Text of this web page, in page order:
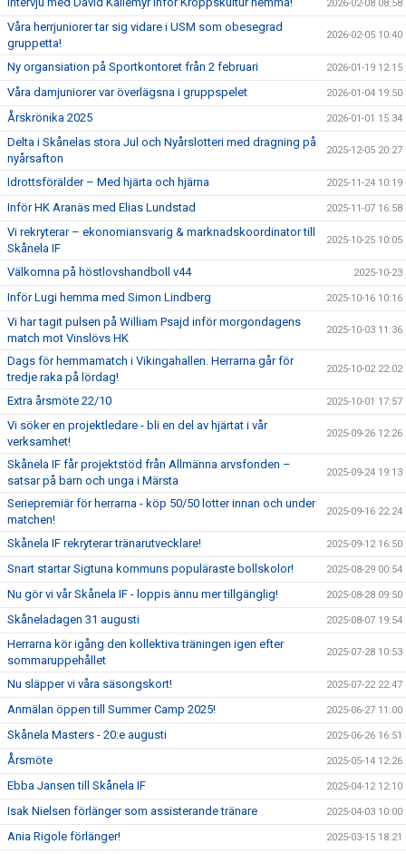
2026-02-08 08:58
Våra herrjuniorer tar sig vidare i USM som obesegrad
gruppetta!
2026-02-05 10:40
Ny organsiation på Sportkontoret från 2 februari 2026-01-19 12:15
Våra damjuniorer var överlägsna i gruppspelet 2026-01-04 19:50
Årskrönika 2025 2026-01-01 15:34
Delta i Skånelas stora Jul och Nyårslotteri med dragning på
nyårsafton
2025-12-05 20:27
Idrottsförälder – Med hjärta och hjärna 2025-11-24 10:19
Inför HK Aranäs med Elias Lundstad 2025-11-07 16:58
Vi rekryterar – ekonomiansvarig & marknadskoordinator till
Skånela IF
2025-10-25 10:05
Välkomna på höstlovshandboll v44 2025-10-23
Inför Lugi hemma med Simon Lindberg 2025-10-16 10:16
Vi har tagit pulsen på William Psajd inför morgondagens
match mot Vinslövs HK
2025-10-03 11:36
Dags för hemmamatch i Vikingahallen. Herrarna går för
tredje raka på lördag!
2025-10-02 22:02
Extra årsmöte 22/10 2025-10-01 17:57
Vi söker en projektledare - bli en del av hjärtat i vår
verksamhet!
2025-09-26 12:26
Skånela IF får projektstöd från Allmänna arvsfonden –
satsar på barn och unga i Märsta
2025-09-24 19:13
Seriepremiär för herrarna - köp 50/50 lotter innan och under
matchen!
2025-09-16 22:24
Skånela IF rekryterar tränarutvecklare! 2025-09-12 16:50
Snart startar Sigtuna kommuns populäraste bollskolor! 2025-08-29 00:54
Nu gör vi vår Skånela IF - loppis ännu mer tillgänglig! 2025-08-28 09:50
Skåneladagen 31 augusti 2025-08-07 19:54
Herrarna kör igång den kollektiva träningen igen efter
sommaruppehållet
2025-07-28 10:53
Nu släpper vi våra säsongskort! 2025-07-22 22:47
Anmälan öppen till Summer Camp 2025! 2025-06-27 11:00
Skånela Masters - 20:e augusti 2025-06-26 16:51
Årsmöte 2025-05-14 12:26
Ebba Jansen till Skånela IF 2025-04-12 12:10
Isak Nielsen förlänger som assisterande tränare 2025-04-03 10:00
Ania Rigole förlänger! 2025-03-15 18:21